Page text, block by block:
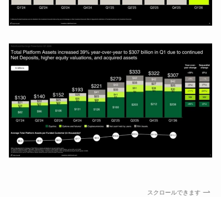
スクロールできます